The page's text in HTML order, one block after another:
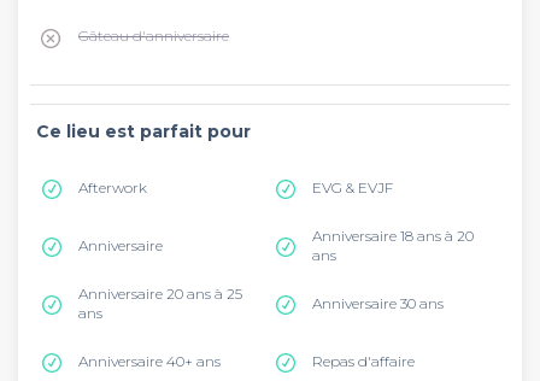
Gâteau d'anniversaire
Ce lieu est parfait pour
Afterwork EVG & EVJF
Anniversaire
Anniversaire 18 ans à 20
ans
Anniversaire 20 ans à 25
ans
Anniversaire 30 ans
Anniversaire 40+ ans Repas d'affaire